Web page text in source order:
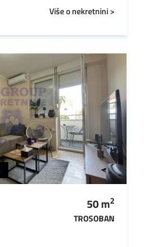
Više o nekretnini >
50m2
TROSOBAN